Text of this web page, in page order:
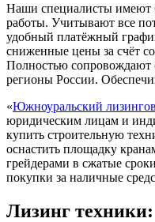
Наши специалисты имеют
работы. Учитывают все
удобный платёжный
сниженные цены за счёт
Полностью сопровождают
регионы России.
«Южноуральский
юридическим лицам и
купить строительную
оснастить площадку
грейдерами в сжатые
покупки за наличные
Лизинг техники: